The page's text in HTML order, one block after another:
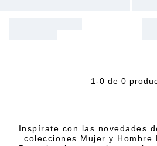
1-0 de 0
Inspírate con las novedades
colecciones Mujer y Hombre